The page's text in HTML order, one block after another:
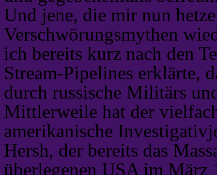
Und jene, die mir nun
Verschwörungsmythen
ich bereits kurz nach den
Stream-Pipelines erklärte,
durch russische Militärs
Mittlerweile hat der
amerikanische
Hersh, der bereits das
überlegenen USA im